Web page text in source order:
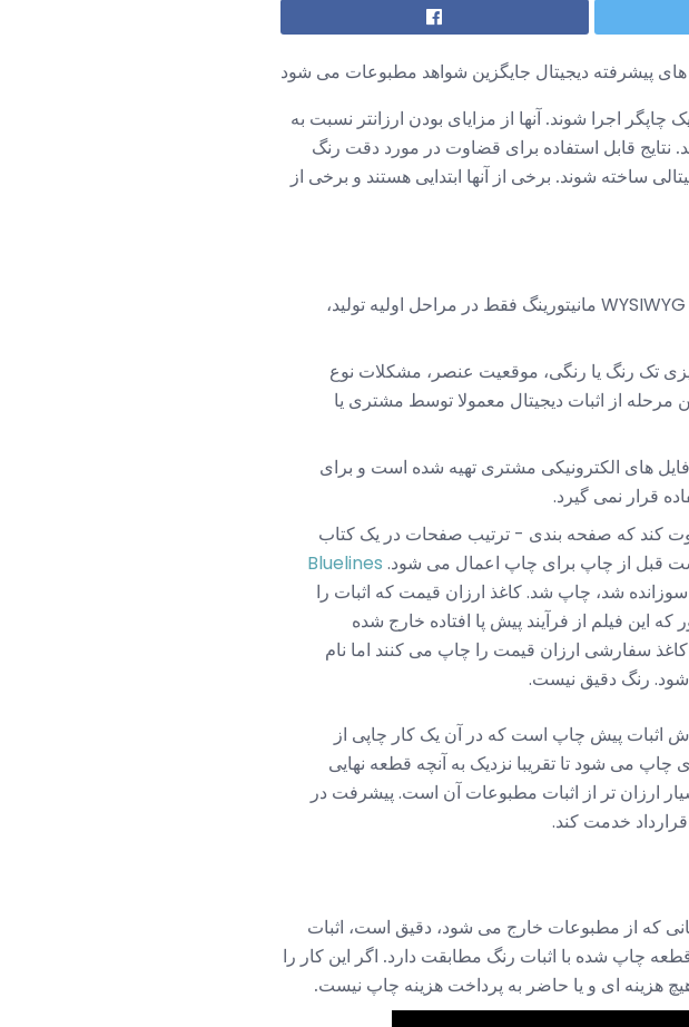
های پیشرفته دیجیتال جایگزین شواهد مطبوعات می شود
اجرا شوند. آنها از مزایای بودن ارزانتر نسبت به
نتایج قابل استفاده برای قضاوت در مورد دقت رنگ
ساخته شوند. برخی از آنها ابتدایی هستند و برخی از
ساده ترین نوع اثبات دیجیتال نرم افزاری ساده است. این WYSIWYG مانیتورینگ فقط در مراحل اولیه تولید،
تک رنگ یا رنگی، موقعیت عنصر، مشکلات نوع
از اثبات دیجیتال معمولا توسط مشتری یا
های الکترونیکی مشتری تهیه شده است و برای
قرار نمی گیرد.
کند که صفحه بندی - ترتیب صفحات در یک کتاب
قبل از چاپ برای چاپ اعمال می شود. Bluelines
شد، چاپ شد. کاغذ ارزان قیمت که اثبات را
که این فیلم از فرآیند پیش پا افتاده خارج شده
سفارشی ارزان قیمت را چاپ می کنند اما نام
رنگ دقیق نیست.
اثبات پیش چاپ است که در آن یک کار چاپی از
چاپ می شود تا تقریبا نزدیک به آنچه قطعه نهایی
ارزان تر از اثبات مطبوعات آن است. پیشرفت در
خدمت کند.
که از مطبوعات خارج می شود، دقیق است، اثبات
چاپ شده با اثبات رنگ مطابقت دارد. اگر این کار را
هزینه ای و یا حاضر به پرداخت هزینه چاپ نیست.